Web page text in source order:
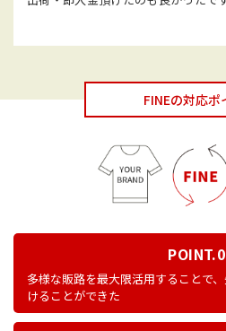
FINEの対応ポ
多様な販路を最大限活用することで
けることができた